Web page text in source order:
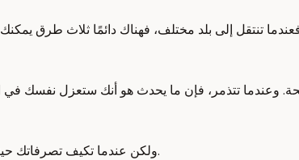
ولكن عندما تكيف تصرفاتك حينما تندمج مع المجتمع كله، حينها يمكنك حقًا الاستفادة من هذا التنوع.